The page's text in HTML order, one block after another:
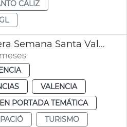
CÁLIZ
Ocupación hotelera Semana Santa València
VALENCIA
EN PORTADA TEMÁTICA
TURISMO